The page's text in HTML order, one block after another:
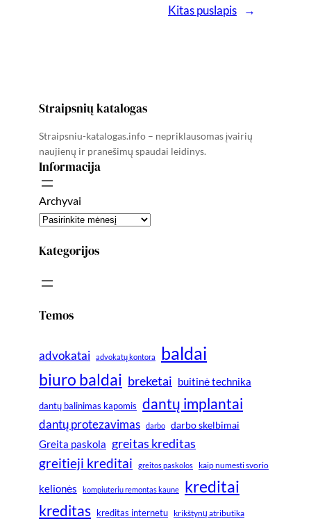
Kitas puslapis
→
Straipsnių katalogas
Straipsniu-katalogas.info – nepriklausomas įvairių
naujienų ir pranešimų spaudai leidinys.
Informacija
Archyvai
Kategorijos
Temos
advokatai advokatų kontora baldai
biuro baldai breketai buitinė technika
dantų balinimas kapomis dantų implantai
dantų protezavimas darbo darbo skelbimai
Greita paskola greitas kreditas
greitieji kreditai greitos paskolos kaip numesti svorio
kelionės kompiuteriu remontas kaune kreditai
kreditas kreditas internetu krikštynų atributika